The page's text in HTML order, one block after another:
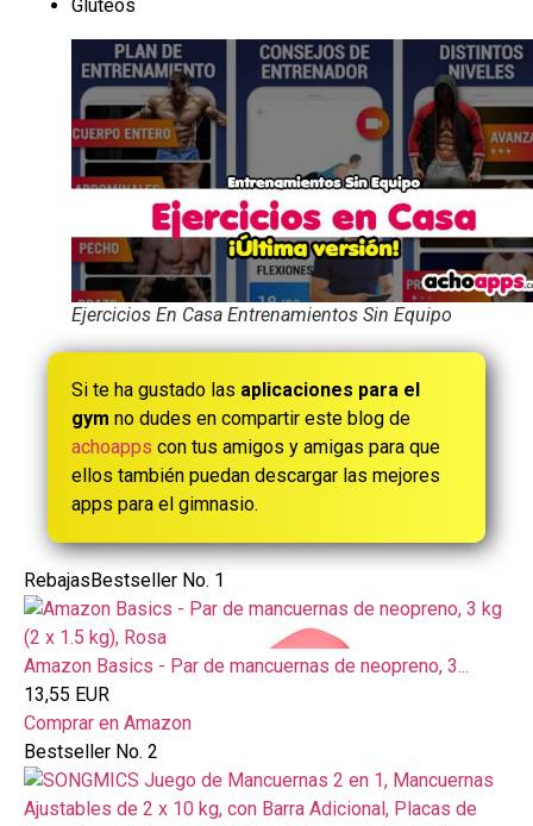
Glúteos
Ejercicios En Casa Entrenamientos Sin Equipo
Si te ha gustado las aplicaciones para el
gym no dudes en compartir este blog de
achoapps con tus amigos y amigas para que
ellos también puedan descargar las mejores
apps para el gimnasio.
RebajasBestseller No. 1
Amazon Basics - Par de mancuernas de neopreno, 3...
13,55 EUR
Comprar en Amazon
Bestseller No. 2